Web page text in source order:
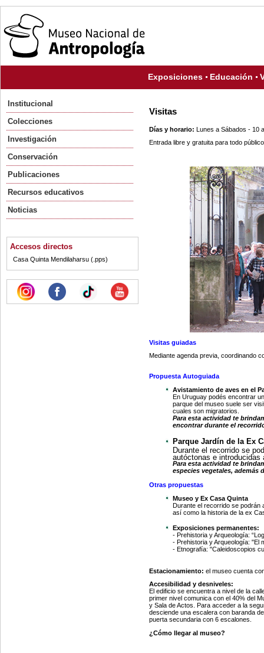
Exposiciones Educación
Institucional
Colecciones
Investigación
Conservación
Publicaciones
Recursos educativos
Noticias
Accesos directos
Casa Quinta Mendilaharsu (.pps)
Visitas
Días y horario: Lunes a Sábados - 10
Entrada libre y gratuita para todo
Visitas guiadas
Mediante agenda previa, coordinando
Propuesta Autoguiada
Avistamiento de aves en el
En Uruguay podés encontrar
parque del museo suele ser
cuales son migratorios.
Para esta actividad te
encontrar durante el
Parque Jardín de la Ex
Durante el recorrido se
autóctonas e
Para esta actividad te
especies vegetales, además
Otras propuestas
Museo y Ex Casa Quinta
Durante el recorrido se podrán
así como la historia de la ex
Exposiciones permanentes:
- Prehistoria y Arqueología:
- Prehistoria y Arqueología: "El
- Etnografía: "Caleidoscopios
Estacionamiento: el museo cuenta
Accesibilidad y desniveles:
El edificio se encuentra a nivel de la
primer nivel comunica con el 40% del
y Sala de Actos. Para acceder a la
desciende una escalera con baranda
puerta secundaria con 6 escalones.
¿Cómo llegar al museo?